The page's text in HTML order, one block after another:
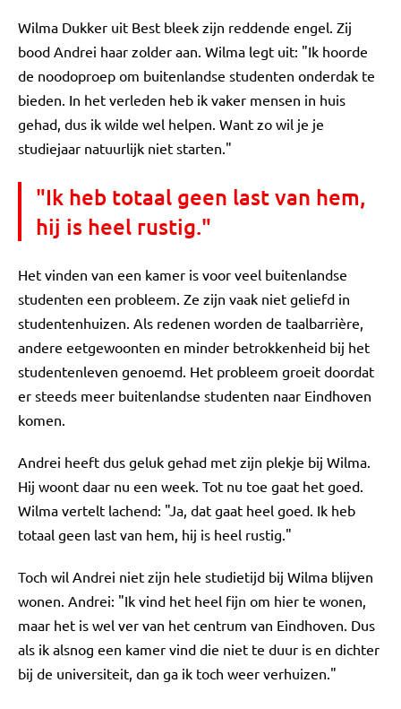
Wilma Dukker uit Best bleek zijn reddende engel. Zij
bood Andrei haar zolder aan. Wilma legt uit: "Ik hoorde
de noodoproep om buitenlandse studenten onderdak te
bieden. In het verleden heb ik vaker mensen in huis
gehad, dus ik wilde wel helpen. Want zo wil je je
studiejaar natuurlijk niet starten."
"Ik heb totaal geen last van hem,
hij is heel rustig."
Het vinden van een kamer is voor veel buitenlandse
studenten een probleem. Ze zijn vaak niet geliefd in
studentenhuizen. Als redenen worden de taalbarrière,
andere eetgewoonten en minder betrokkenheid bij het
studentenleven genoemd. Het probleem groeit doordat
er steeds meer buitenlandse studenten naar Eindhoven
komen.
Andrei heeft dus geluk gehad met zijn plekje bij Wilma.
Hij woont daar nu een week. Tot nu toe gaat het goed.
Wilma vertelt lachend: "Ja, dat gaat heel goed. Ik heb
totaal geen last van hem, hij is heel rustig."
Toch wil Andrei niet zijn hele studietijd bij Wilma blijven
wonen. Andrei: "Ik vind het heel fijn om hier te wonen,
maar het is wel ver van het centrum van Eindhoven. Dus
als ik alsnog een kamer vind die niet te duur is en dichter
bij de universiteit, dan ga ik toch weer verhuizen."